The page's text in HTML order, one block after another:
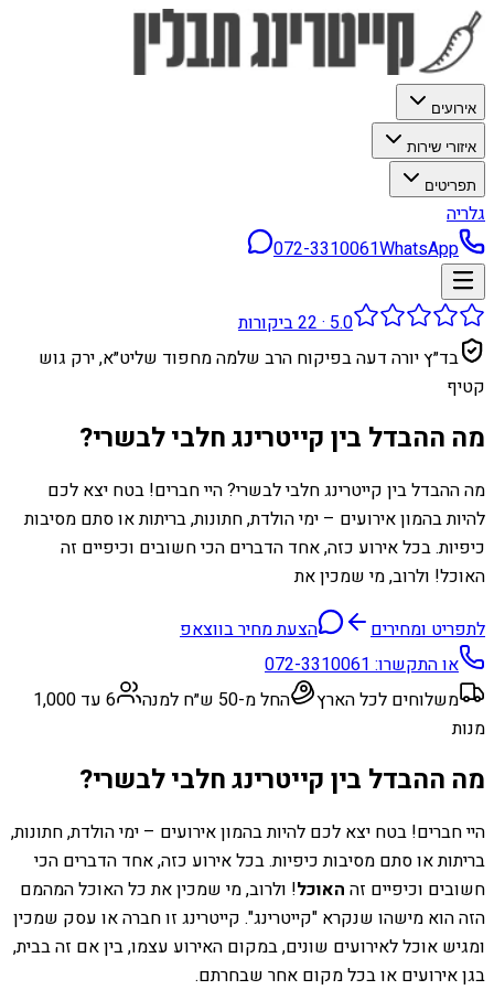
אירועים
איזורי שירות
תפריטים
גלריה
072-3310061WhatsApp
5.0
·
22ביקורות
בד״ץ יורה דעה בפיקוח הרב שלמה מחפוד שליט״א, ירק גוש
קטיף
מה ההבדל בין קייטרינג חלבי לבשרי?
מה ההבדל בין קייטרינג חלבי לבשרי? היי חברים! בטח יצא לכם
להיות בהמון אירועים – ימי הולדת, חתונות, בריתות או סתם מסיבות
כיפיות. בכל אירוע כזה, אחד הדברים הכי חשובים וכיפיים זה
האוכל! ולרוב, מי שמכין את
לתפריט ומחירים
הצעת מחיר בווצאפ
או התקשרו:072-3310061
משלוחים לכל הארץ
החל מ-50 ש״ח למנה
6 עד 1,000
מנות
מה ההבדל בין קייטרינג חלבי לבשרי?
היי חברים! בטח יצא לכם להיות בהמון אירועים – ימי הולדת, חתונות,
בריתות או סתם מסיבות כיפיות. בכל אירוע כזה, אחד הדברים הכי
חשובים וכיפיים זה האוכל! ולרוב, מי שמכין את כל האוכל המהמם
הזה הוא מישהו שנקרא "קייטרינג". קייטרינג זו חברה או עסק שמכין
ומגיש אוכל לאירועים שונים, במקום האירוע עצמו, בין אם זה בבית,
בגן אירועים או בכל מקום אחר שבחרתם.